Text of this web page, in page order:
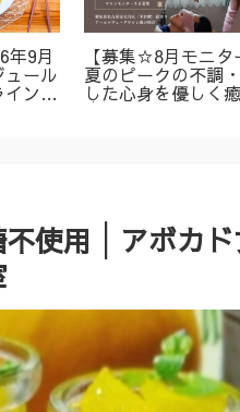
年9月
ュール
インア
【募集☆8月モニタ
夏のピークの不調
した心身を優しく
不使用│アボカ